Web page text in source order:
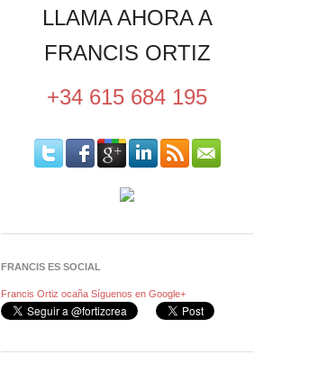
LLAMA AHORA A
FRANCIS ORTIZ
+34 615 684 195
FRANCIS ES SOCIAL
Francis Ortiz ocaña Síguenos en Google+